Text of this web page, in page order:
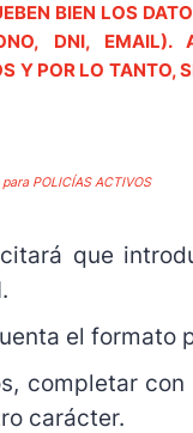
BIEN LOS
DNI, EMAIL).
Y POR LO TANTO,
POLICÍAS ACTIVOS
que
el formato
completar
carácter.